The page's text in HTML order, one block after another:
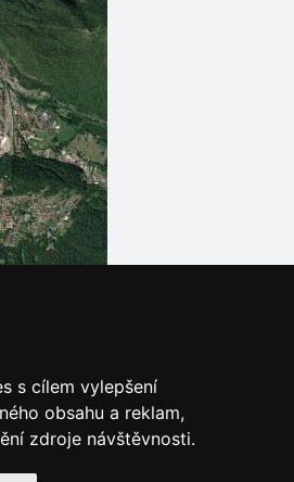
s cílem vylepšení
obsahu a reklam,
zdroje návštěvnosti.